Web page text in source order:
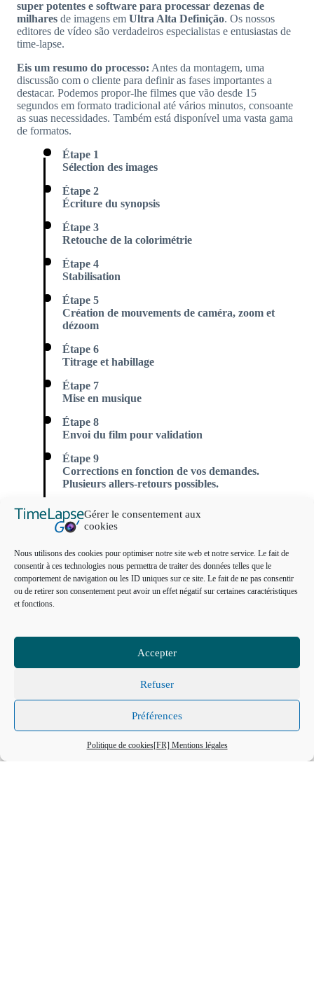
Gérer le consentement aux
cookies
Nous utilisons des cookies pour optimiser notre site web et notre service. Le fait de
consentir à ces technologies nous permettra de traiter des données telles que le
comportement de navigation ou les ID uniques sur ce site. Le fait de ne pas consentir
ou de retirer son consentement peut avoir un effet négatif sur certaines caractéristiques
et fonctions.
Accepter
Refuser
Préférences
Politique de cookies[FR] Mentions légales
super potentes e software para processar dezenas de
milhares de imagens em Ultra Alta Definição. Os nossos
editores de vídeo são verdadeiros especialistas e entusiastas de
time-lapse.
Eis um resumo do processo: Antes da montagem, uma
discussão com o cliente para definir as fases importantes a
destacar. Podemos propor-lhe filmes que vão desde 15
segundos em formato tradicional até vários minutos, consoante
as suas necessidades. Também está disponível uma vasta gama
de formatos.
Étape 1
Sélection des images
Étape 2
Écriture du synopsis
Étape 3
Retouche de la colorimétrie
Étape 4
Stabilisation
Étape 5
Création de mouvements de caméra, zoom et
dézoom
Étape 6
Titrage et habillage
Étape 7
Mise en musique
Étape 8
Envoi du film pour validation
Étape 9
Corrections en fonction de vos demandes.
Plusieurs allers-retours possibles.
Étape 10
Livraison du film
CONSULTER LES